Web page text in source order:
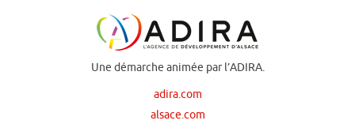
Une démarche animée par l’ADIRA.
adira.com
alsace.com